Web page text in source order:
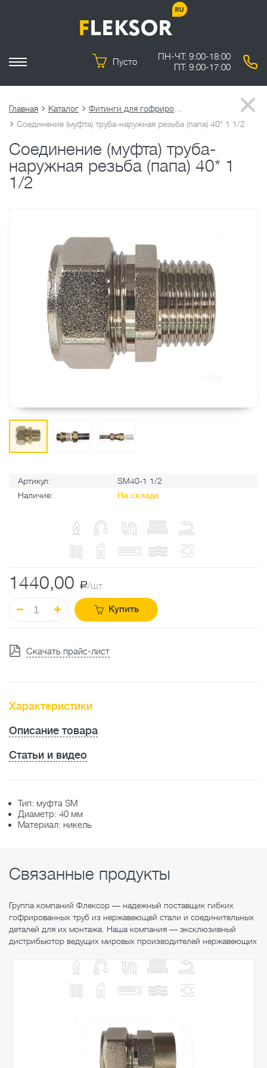
Пусто
ПН-ЧТ: 9:00-18:00
ПТ: 9:00-17:00
Главная Каталог
Соединение (муфта) труба-наружная резьба (папа) 40* 1 1/2
Соединение (муфта) труба-
наружная резьба (папа) 40* 1
1/2
Артикул:
SM40-1 1/2
Наличие:
На складе
1440,00 a/шт
Купить
Скачать прайс-лист
Характеристики
Описание товара
Статьи и видео
Тип: муфта SM
Диаметр: 40 мм
Материал: никель
Связанные продукты
Группа компаний Флексор — надежный поставщик гибких
гофрированных труб из нержавеющей стали и соединительных
деталей для их монтажа. Наша компания — эксклюзивный
дистрибьютор ведущих мировых производителей нержавеющих